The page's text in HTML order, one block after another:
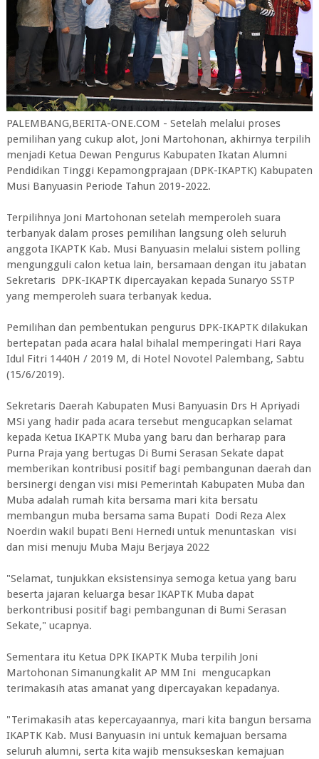
PALEMBANG,BERITA-ONE.COM - Setelah melalui proses
pemilihan yang cukup alot, Joni Martohonan, akhirnya terpilih
menjadi Ketua Dewan Pengurus Kabupaten Ikatan Alumni
Pendidikan Tinggi Kepamongprajaan (DPK-IKAPTK) Kabupaten
Musi Banyuasin Periode Tahun 2019-2022.
Terpilihnya Joni Martohonan setelah memperoleh suara
terbanyak dalam proses pemilihan langsung oleh seluruh
anggota IKAPTK Kab. Musi Banyuasin melalui sistem polling
mengungguli calon ketua lain, bersamaan dengan itu jabatan
Sekretaris DPK-IKAPTK dipercayakan kepada Sunaryo SSTP
yang memperoleh suara terbanyak kedua.
Pemilihan dan pembentukan pengurus DPK-IKAPTK dilakukan
bertepatan pada acara halal bihalal memperingati Hari Raya
Idul Fitri 1440H / 2019 M, di Hotel Novotel Palembang, Sabtu
(15/6/2019).
Sekretaris Daerah Kabupaten Musi Banyuasin Drs H Apriyadi
MSi yang hadir pada acara tersebut mengucapkan selamat
kepada Ketua IKAPTK Muba yang baru dan berharap para
Purna Praja yang bertugas Di Bumi Serasan Sekate dapat
memberikan kontribusi positif bagi pembangunan daerah dan
bersinergi dengan visi misi Pemerintah Kabupaten Muba dan
Muba adalah rumah kita bersama mari kita bersatu
membangun muba bersama sama Bupati Dodi Reza Alex
Noerdin wakil bupati Beni Hernedi untuk menuntaskan visi
dan misi menuju Muba Maju Berjaya 2022
"Selamat, tunjukkan eksistensinya semoga ketua yang baru
beserta jajaran keluarga besar IKAPTK Muba dapat
berkontribusi positif bagi pembangunan di Bumi Serasan
Sekate," ucapnya.
Sementara itu Ketua DPK IKAPTK Muba terpilih Joni
Martohonan Simanungkalit AP MM Ini mengucapkan
terimakasih atas amanat yang dipercayakan kepadanya.
"Terimakasih atas kepercayaannya, mari kita bangun bersama
IKAPTK Kab. Musi Banyuasin ini untuk kemajuan bersama
seluruh alumni, serta kita wajib mensukseskan kemajuan